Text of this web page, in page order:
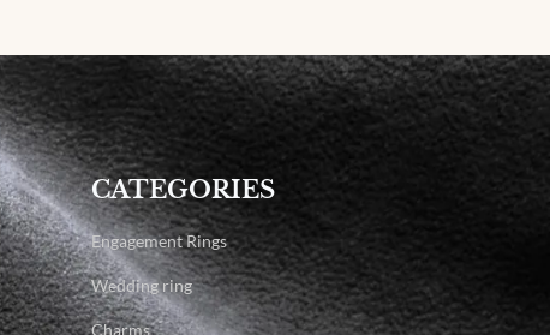
CATEGORIES
Engagement Rings
Wedding ring
Charms